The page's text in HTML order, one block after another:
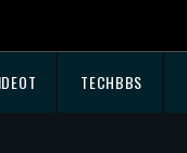
TECHBBS